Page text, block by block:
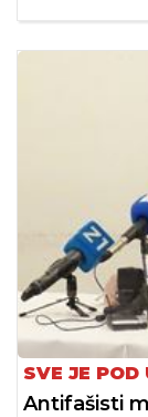
SVE JE POD
Antifašisti